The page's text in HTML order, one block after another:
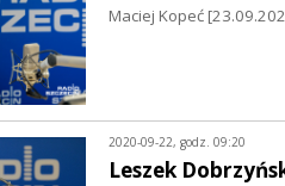
Maciej Kopeć
2020-09-22, godz. 09:20
Leszek